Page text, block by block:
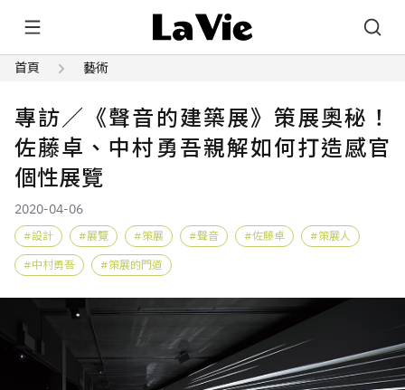
首頁 藝術
專訪／《聲音的建築展》策展奧秘！
佐藤卓、中村勇吾親解如何打造感官
個性展覽
2020-04-06
設計 展覽 策展 聲音 佐藤卓 策展人
中村勇吾 策展的門道